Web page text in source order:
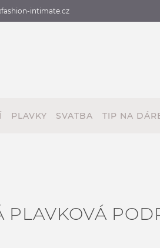
intimate.cz
PLAVKY SVATBA TIP NA
PLAVKOVÁ